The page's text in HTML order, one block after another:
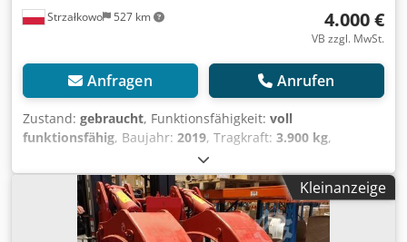
Strzałkowo 527 km 4.000 €
VB zzgl. MwSt.
Anfragen Anrufen
Zustand: gebraucht, Funktionsfähigkeit: voll
funktionsfähig, Baujahr: 2019, Tragkraft: 3.900 kg,
Papierrollenklammer Codpfsx N U S Hox Aqtsrf ISO Klasse:
ISO Klasse 3 = 2.500 - 4.999 kg Zustand: Einsatzbereit und
voll funktionsfähig Zustand Technisch: gut Beschreibung:
Year 2019 ISO 3A (51 cm) Capacity 3900 kg Rotator 360°
Opening range 220-1450 mm Width 1000 mm ID OS1770
Kleinanzeige